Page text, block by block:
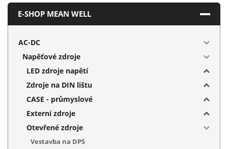
E-SHOP MEAN WELL
AC-DC
Napěťové zdroje
LED zdroje napětí
Zdroje na DIN lištu
CASE - průmyslové
Externí zdroje
Otevřené zdroje
Vestavba na DPS